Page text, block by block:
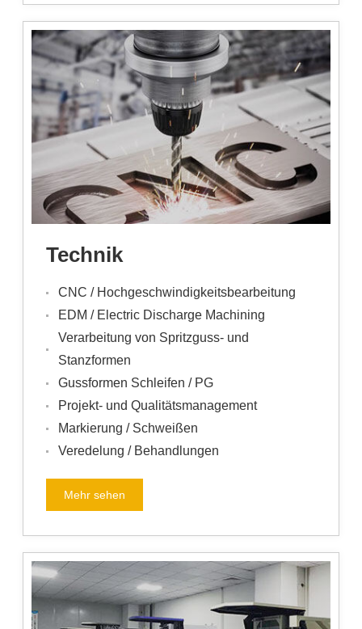
Technik
CNC / Hochgeschwindigkeitsbearbeitung
EDM / Electric Discharge Machining
Verarbeitung von Spritzguss- und
Stanzformen
Gussformen Schleifen / PG
Projekt- und Qualitätsmanagement
Markierung / Schweißen
Veredelung / Behandlungen
Mehr sehen